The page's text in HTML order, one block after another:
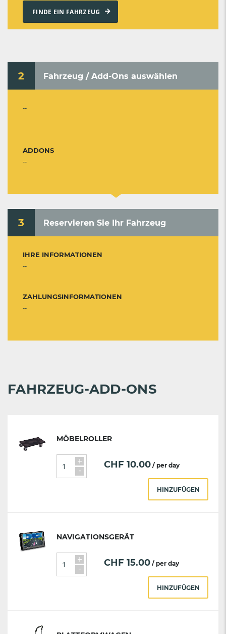
FINDE EIN FAHRZEUG
2 Fahrzeug / Add-Ons auswählen
--
ADDONS
--
3 Reservieren Sie Ihr Fahrzeug
IHRE INFORMATIONEN
--
ZAHLUNGSINFORMATIONEN
--
FAHRZEUG-ADD-ONS
MÖBELROLLER
+
- CHF 10.00 / per day
HINZUFÜGEN
NAVIGATIONSGERÄT
+
- CHF 15.00 / per day
HINZUFÜGEN